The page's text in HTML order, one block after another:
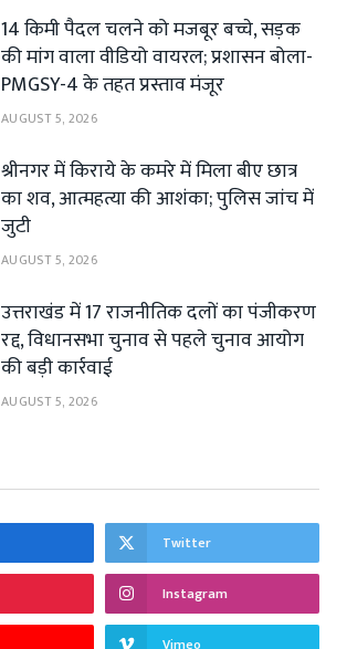
14 किमी पैदल चलने को मजबूर बच्चे, सड़क
की मांग वाला वीडियो वायरल; प्रशासन बोला-
PMGSY-4 के तहत प्रस्ताव मंजूर
AUGUST 5, 2026
श्रीनगर में किराये के कमरे में मिला बीए छात्र
का शव, आत्महत्या की आशंका; पुलिस जांच में
जुटी
AUGUST 5, 2026
उत्तराखंड में 17 राजनीतिक दलों का पंजीकरण
रद्द, विधानसभा चुनाव से पहले चुनाव आयोग
की बड़ी कार्रवाई
AUGUST 5, 2026
Twitter
Instagram
Vimeo